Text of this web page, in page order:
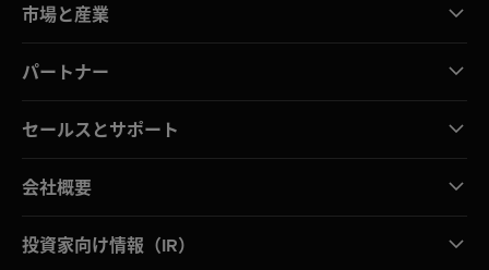
市場と産業
パートナー
セールスとサポート
会社概要
投資家向け情報（IR）